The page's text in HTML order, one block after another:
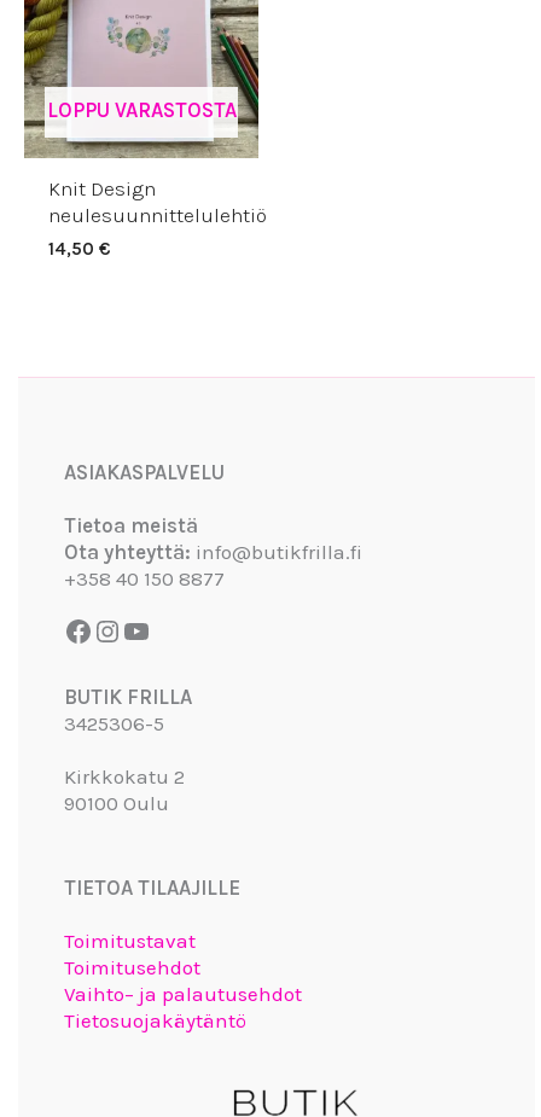
LOPPU VARASTOSTA
Knit Design
neulesuunnittelulehtiö
14,50€
ASIAKASPALVELU
Tietoa meistä
Ota yhteyttä: info@butikfrilla.fi
+358 40 150 8877
BUTIK FRILLA
3425306-5
Kirkkokatu 2
90100 Oulu
TIETOA TILAAJILLE
Toimitustavat
Toimitusehdot
Vaihto– ja palautusehdot
Tietosuojakäytäntö